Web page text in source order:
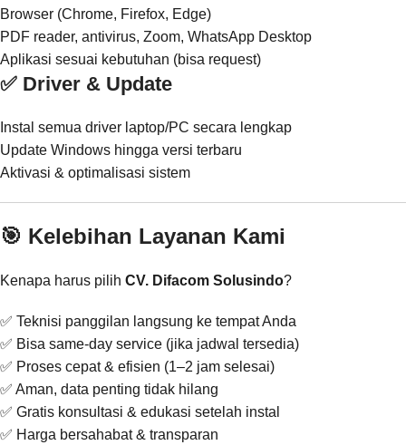
Browser (Chrome, Firefox, Edge)
PDF reader, antivirus, Zoom, WhatsApp Desktop
Aplikasi sesuai kebutuhan (bisa request)
✅ Driver & Update
Instal semua driver laptop/PC secara lengkap
Update Windows hingga versi terbaru
Aktivasi & optimalisasi sistem
🎯 Kelebihan Layanan Kami
Kenapa harus pilih CV. Difacom Solusindo?
✅ Teknisi panggilan langsung ke tempat Anda
✅ Bisa same-day service (jika jadwal tersedia)
✅ Proses cepat & efisien (1–2 jam selesai)
✅ Aman, data penting tidak hilang
✅ Gratis konsultasi & edukasi setelah instal
✅ Harga bersahabat & transparan